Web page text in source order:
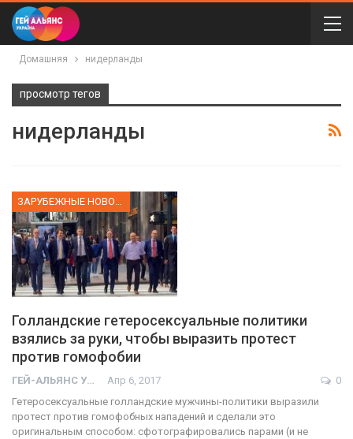
Домашняя нидерланды
просмотр тегов
нидерланды
Голландские гетеросексуальные политики
взялись за руки, чтобы выразить протест
против гомофобии
ГЕЙ-АЛЬЯНС УКРАИНА Апр 6, 2017
0
Гетеросексуальные голландские мужчины-политики выразили
протест против гомофобных нападений и сделали это
оригинальным способом: сфотографировались парами (и не